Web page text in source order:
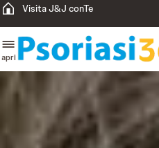
Visita J&J conTe
apri